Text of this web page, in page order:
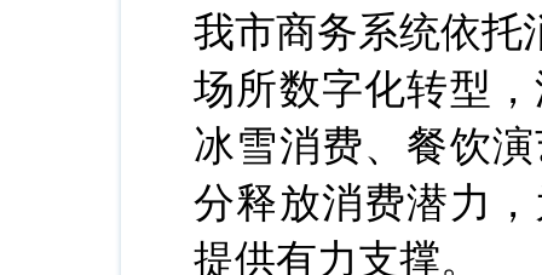
我市商务系统依托
场所数字化转型
冰雪消费、餐饮
分释放消费潜力
提供有力支撑。